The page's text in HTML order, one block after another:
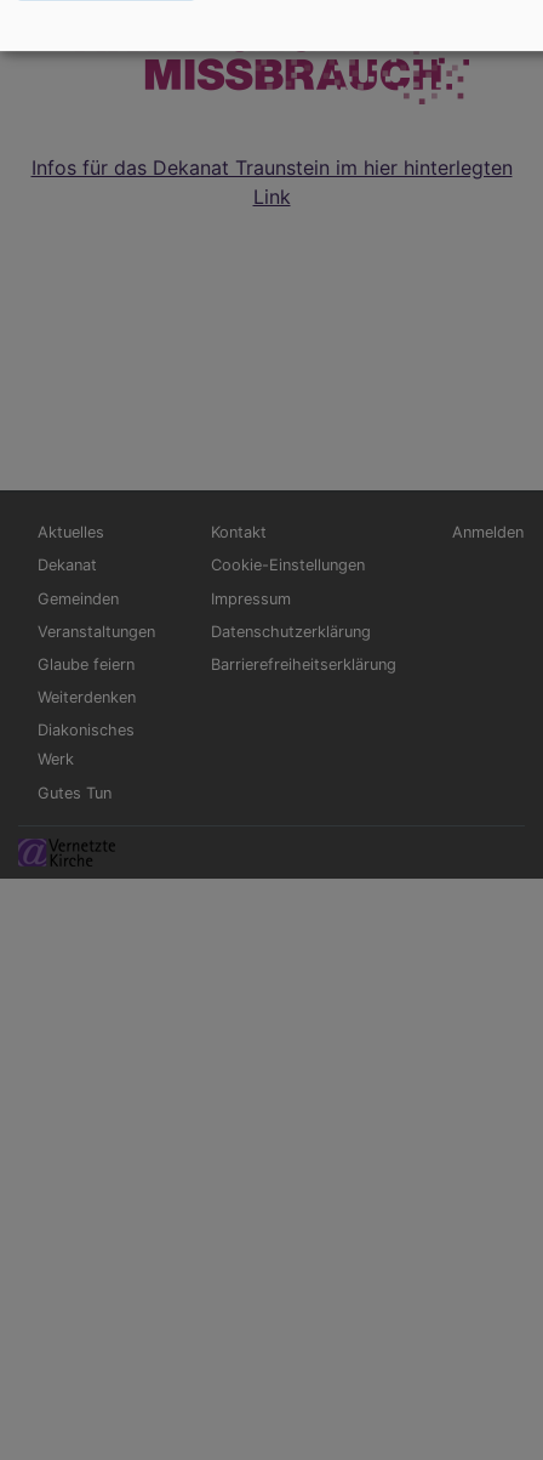
Infos für das Dekanat Traunstein im hier hinterlegten
Link
Hauptnavigation
Aktuelles
Dekanat
Gemeinden
Veranstaltungen
Glaube feiern
Weiterdenken
Diakonisches
Werk
Gutes Tun
Fußbereichsmenü
Kontakt
Cookie-Einstellungen
Impressum
Datenschutzerklärung
Barrierefreiheitserklärung
Anmelden